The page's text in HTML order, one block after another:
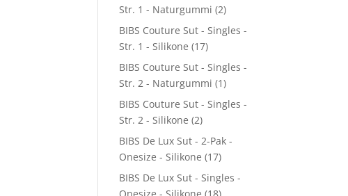
Str. 1 - Naturgummi (2)
BIBS Couture Sut - Singles -
Str. 1 - Silikone (17)
BIBS Couture Sut - Singles -
Str. 2 - Naturgummi (1)
BIBS Couture Sut - Singles -
Str. 2 - Silikone (2)
BIBS De Lux Sut - 2-Pak -
Onesize - Silikone (17)
BIBS De Lux Sut - Singles -